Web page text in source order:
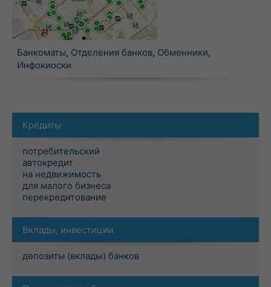
Банкоматы, Отделения банков, Обменники,
Инфокиоски
Кредиты
потребительский
автокредит
на недвижимость
для малого бизнеса
перекредитование
Вклады, инвестиции
депозиты (вклады) банков